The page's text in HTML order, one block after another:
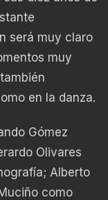
será muy claro
muy
en la danza.
Gómez
Olivares
Alberto
como